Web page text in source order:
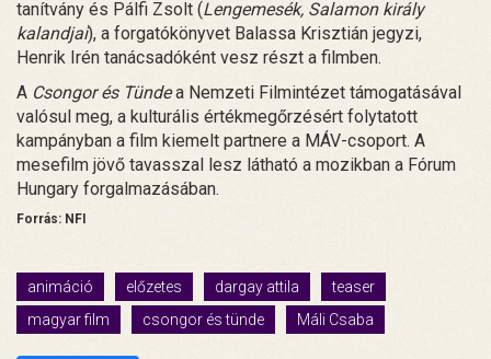
tanítvány és Pálfi Zsolt (Lengemesék, Salamon király
kalandjai), a forgatókönyvet Balassa Krisztián jegyzi,
Henrik Irén tanácsadóként vesz részt a filmben.
A Csongor és Tündea Nemzeti Filmintézet támogatásával
valósul meg, a kulturális értékmegőrzésért folytatott
kampányban a film kiemelt partnere a MÁV-csoport. A
mesefilm jövő tavasszal lesz látható a mozikban a Fórum
Hungary forgalmazásában.
Forrás: NFI
animáció előzetes dargay attila
teaser
magyar film
csongor és tünde Máli Csaba